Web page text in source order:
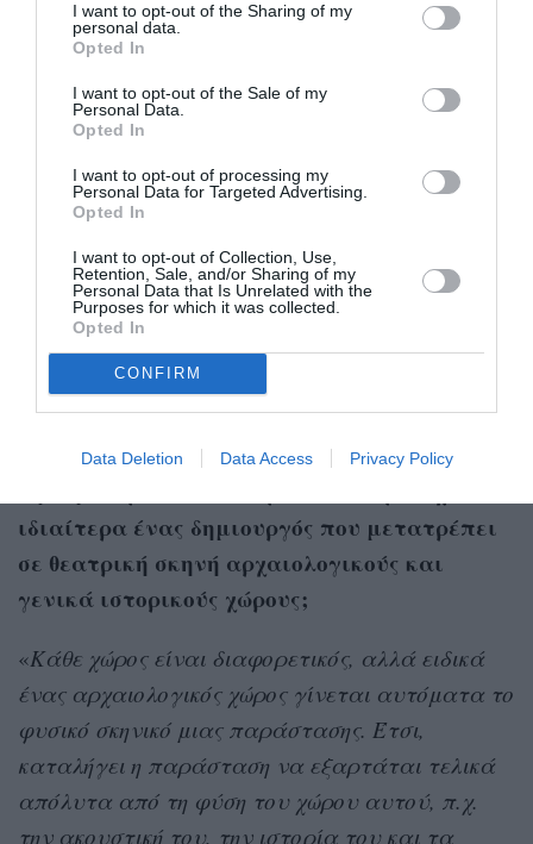
I want to opt-out of the Sharing of my
personal data.
Opted In
I want to opt-out of the Sale of my
Personal Data.
Opted In
I want to opt-out of processing my
Personal Data for Targeted Advertising.
Opted In
I want to opt-out of Collection, Use,
Retention, Sale, and/or Sharing of my
Personal Data that Is Unrelated with the
Purposes for which it was collected.
Opted In
CONFIRM
Data Deletion Data Access Privacy Policy
και η ερμηνεία της από το Γιώργο είναι μέρος
απλώς συνοδεία. Πρόκειται για πηγή
τροφοδότησης στον ηθοποιό επί σκηνής με
συναισθήματα, ρυθμούς, ιδέες. Και ταυτόχρονα
πρόκειται για τη βάση της παράστασης, άμεσα
συνδεδεμένη με τις αρχές του Αρτώ, που
απέδιδε στον ήχο την ειδική εκείνη λειτουργία
ως μέσο αφύπνισης του υποσυνειδήτου
Ποιες ήταν οι ιδιαίτερες προκλήσεις του
ανεβάσματος της «Ελένης» του Ευριπίδη στη
Βασιλική Επισκοπή της Φιλιππούπολης; Από
ιδιαίτερα ένας δημιουργός που μετατρέπει
σε θεατρική σκηνή αρχαιολογικούς και
γενικά ιστορικούς χώρους;
«Κάθε χώρος είναι διαφορετικός, αλλά ειδικά
ένας αρχαιολογικός χώρος γίνεται αυτόματα το
φυσικό σκηνικό μιας παράστασης. Έτσι,
καταλήγει η παράσταση να εξαρτάται τελικά
απόλυτα από τη φύση του χώρου αυτού, π.χ.
την ακουστική του, την ιστορία του και τα